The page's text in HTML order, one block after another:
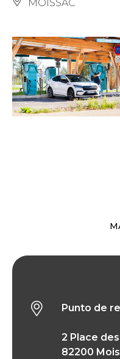
MOISSAC
Punto de
2 Place
82200